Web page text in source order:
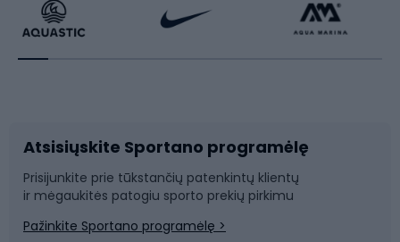
Dviratininkų apranga
Dviračių dalys
Laipiojimas
Rakečių sportas
Rogutės ir čiuožynės
Snieglenčių sportas
Atsisiųskite Sportano programėlę
Prisijunkite prie tūkstančių patenkintų klientų
ir mėgaukitės patogiu sporto prekių pirkimu
Pažinkite Sportano programėlę >